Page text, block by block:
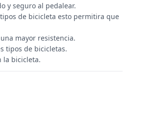
y seguro al pedalear.
de bicicleta esto permitira que
mayor resistencia.
tipos de bicicletas.
la bicicleta.